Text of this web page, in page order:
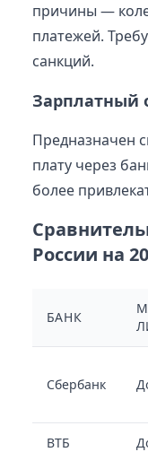
причины —
платежей.
санкций.
Зарплатный
Предназначен
плату через
более
России на
БАНК
Сбербанк
ВТБ